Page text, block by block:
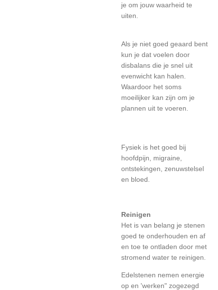
je om jouw waarheid te
uiten.
Als je niet goed geaard bent
kun je dat voelen door
disbalans die je snel uit
evenwicht kan halen.
Waardoor het soms
moeilijker kan zijn om je
plannen uit te voeren.
Fysiek is het goed bij
hoofdpijn, migraine,
ontstekingen, zenuwstelsel
en bloed.
Reinigen
Het is van belang je stenen
goed te onderhouden en af
en toe te ontladen door met
stromend water te reinigen.
Edelstenen nemen energie
op en 'werken" zogezegd